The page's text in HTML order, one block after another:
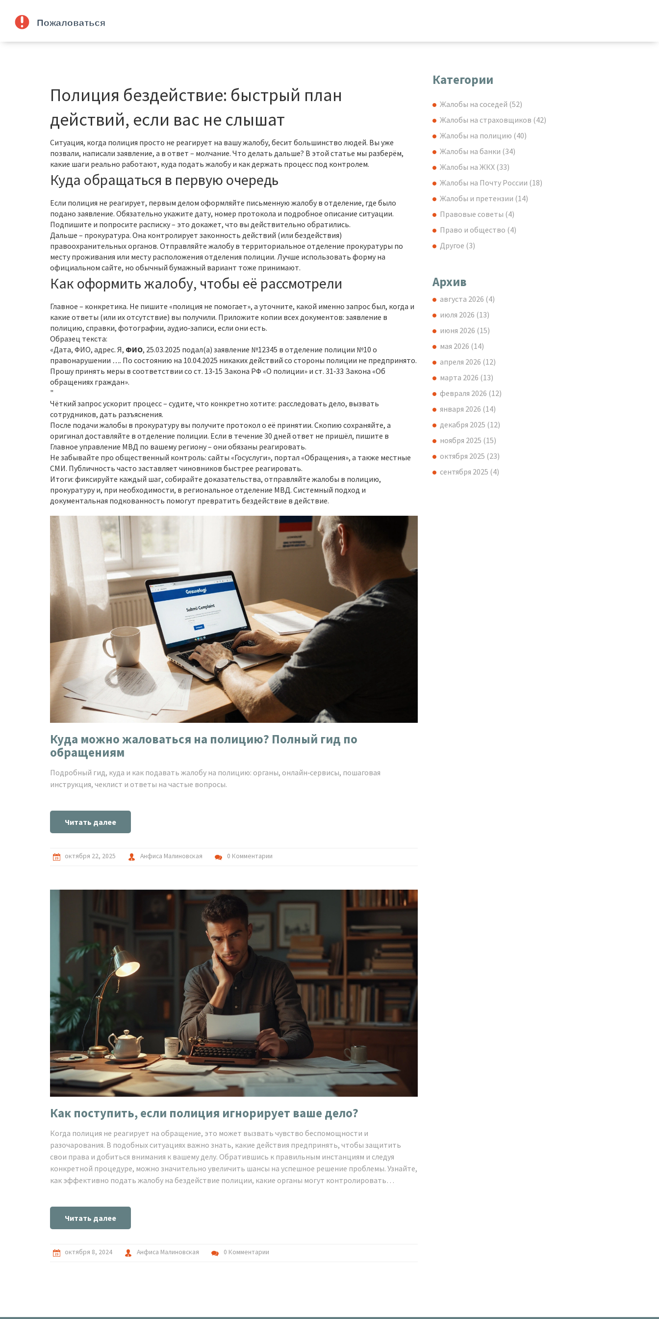
Полиция бездействие: быстрый план
действий, если вас не слышат
Ситуация, когда полиция просто не реагирует на вашу жалобу, бесит большинство людей. Вы уже
позвали, написали заявление, а в ответ – молчание. Что делать дальше? В этой статье мы разберём,
какие шаги реально работают, куда подать жалобу и как держать процесс под контролем.
Куда обращаться в первую очередь
Если полиция не реагирует, первым делом оформляйте письменную жалобу в отделение, где было
подано заявление. Обязательно укажите дату, номер протокола и подробное описание ситуации.
Подпишите и попросите расписку – это докажет, что вы действительно обратились.
Дальше – прокуратура. Она контролирует законность действий (или бездействия)
правоохранительных органов. Отправляйте жалобу в территориальное отделение прокуратуры по
месту проживания или месту расположения отделения полиции. Лучше использовать форму на
официальном сайте, но обычный бумажный вариант тоже принимают.
Как оформить жалобу, чтобы её рассмотрели
Главное – конкретика. Не пишите «полиция не помогает», а уточните, какой именно запрос был, когда и
какие ответы (или их отсутствие) вы получили. Приложите копии всех документов: заявление в
полицию, справки, фотографии, аудио‑записи, если они есть.
Образец текста:
«Дата, ФИО, адрес. Я, ФИО, 25.03.2025 подал(а) заявление №12345 в отделение полиции №10 о
правонарушении …. По состоянию на 10.04.2025 никаких действий со стороны полиции не предпринято.
Прошу принять меры в соответствии со ст. 13‑15 Закона РФ «О полиции» и ст. 31‑33 Закона «Об
обращениях граждан».
"
Чёткий запрос ускорит процесс – судите, что конкретно хотите: расследовать дело, вызвать
сотрудников, дать разъяснения.
После подачи жалобы в прокуратуру вы получите протокол о её принятии. Скопию сохраняйте, а
оригинал доставляйте в отделение полиции. Если в течение 30 дней ответ не пришёл, пишите в
Главное управление МВД по вашему региону – они обязаны реагировать.
Не забывайте про общественный контроль: сайты «Госуслуги», портал «Обращения», а также местные
СМИ. Публичность часто заставляет чиновников быстрее реагировать.
Итоги: фиксируйте каждый шаг, собирайте доказательства, отправляйте жалобы в полицию,
прокуратуру и, при необходимости, в региональное отделение МВД. Системный подход и
документальная подкованность помогут превратить бездействие в действие.
Куда можно жаловаться на полицию? Полный гид по
обращениям
Подробный гид, куда и как подавать жалобу на полицию: органы, онлайн‑сервисы, пошаговая
инструкция, чеклист и ответы на частые вопросы.
Читать далее
октября 22, 2025 Анфиса Малиновская 0 Комментарии
Как поступить, если полиция игнорирует ваше дело?
Когда полиция не реагирует на обращение, это может вызвать чувство беспомощности и
разочарования. В подобных ситуациях важно знать, какие действия предпринять, чтобы защитить
свои права и добиться внимания к вашему делу. Обратившись к правильным инстанциям и следуя
конкретной процедуре, можно значительно увеличить шансы на успешное решение проблемы. Узнайте,
как эффективно подать жалобу на бездействие полиции, какие органы могут контролировать
Читать далее
октября 8, 2024 Анфиса Малиновская 0 Комментарии
Категории
Жалобы на соседей (52)
Жалобы на страховщиков (42)
Жалобы на полицию (40)
Жалобы на банки (34)
Жалобы на ЖКХ (33)
Жалобы на Почту России (18)
Жалобы и претензии (14)
Правовые советы (4)
Право и общество (4)
Другое (3)
Архив
августа 2026 (4)
июля 2026 (13)
июня 2026 (15)
мая 2026 (14)
апреля 2026 (12)
марта 2026 (13)
февраля 2026 (12)
января 2026 (14)
декабря 2025 (12)
ноября 2025 (15)
октября 2025 (23)
сентября 2025 (4)